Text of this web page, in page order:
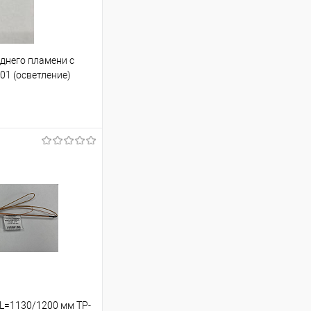
пламени с
(осветление)
Сравнение
В наличии
1200 мм TP-